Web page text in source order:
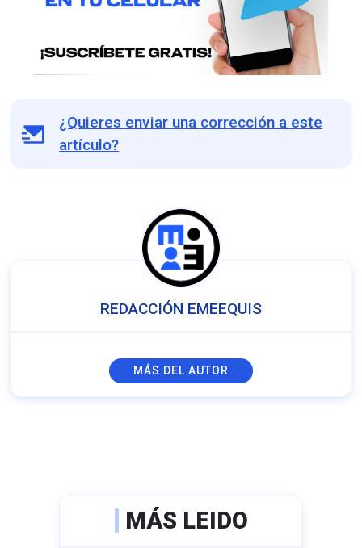
¿Quieres enviar una corrección a este
artículo?
REDACCIÓN EMEEQUIS
MÁS DEL AUTOR
MÁS LEIDO